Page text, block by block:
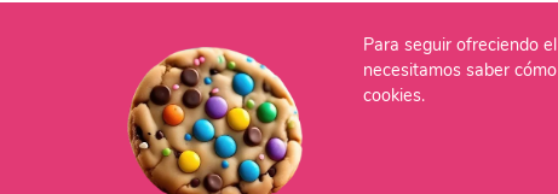
OTRAS PÁGINAS
QUIÉNES SOMOS
Para seguir ofreciendo
necesitamos saber
cookies.